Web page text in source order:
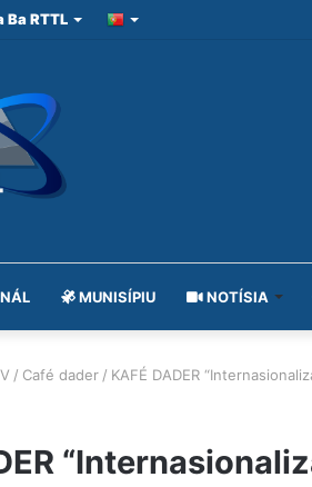
Ba RTTL
MUNISÍPIU NOTÍSIA
/ Café dader / KAFÉ DADER